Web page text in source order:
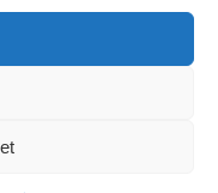
Virka-ajan ulkopuolella